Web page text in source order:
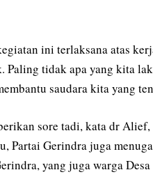
ini terlaksana atas
Paling tidak apa yang kita
saudara kita yang
sore tadi, kata dr
Partai Gerindra juga
yang juga warga